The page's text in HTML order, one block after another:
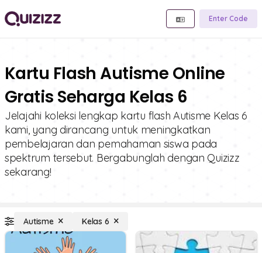
Enter Code
Kartu Flash Autisme Online
Gratis Seharga Kelas 6
Jelajahi koleksi lengkap kartu flash Autisme Kelas 6
kami, yang dirancang untuk meningkatkan
pembelajaran dan pemahaman siswa pada
spektrum tersebut. Bergabunglah dengan Quizizz
sekarang!
Autisme Kelas 6